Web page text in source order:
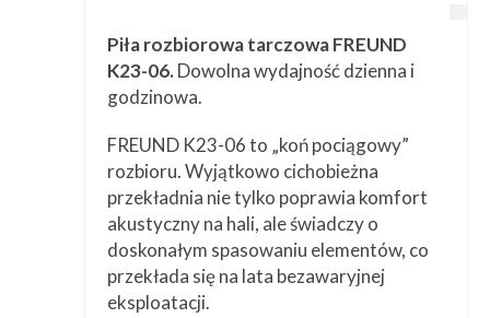
Piła rozbiorowa tarczowa FREUND
K23-06.Dowolna wydajność dzienna i
godzinowa.
FREUND K23-06 to „koń pociągowy”
rozbioru. Wyjątkowo cichobieżna
przekładnia nie tylko poprawia komfort
akustyczny na hali, ale świadczy o
doskonałym spasowaniu elementów, co
przekłada się na lata bezawaryjnej
eksploatacji.